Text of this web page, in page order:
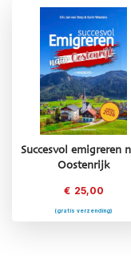
Succesvol emigreren
Oostenrijk
€ 25,00
(gratis verzending)
naar